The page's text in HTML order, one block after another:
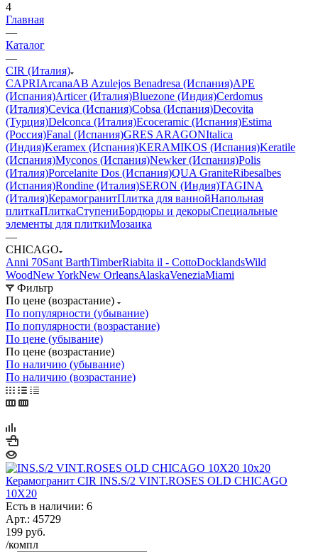
4
Главная
—
Каталог
—
CIR (Италия)
CAPRIArcanaAB Azulejos Benadresa (Испания)APE
(Испания)Articer (Италия)Bluezone (Индия)Cerdomus
(Италия)Cevica (Испания)Cobsa (Испания)Decovita
(Турция)Delconca (Италия)Ecoceramic (Испания)Estima
(Россия)Fanal (Испания)GRES ARAGONItalica
(Индия)Keramex (Испания)KERAMIKOS (Испания)Keratile
(Испания)Myconos (Испания)Newker (Испания)Polis
(Италия)Porcelanite Dos (Испания)QUA GraniteRibesalbes
(Испания)Rondine (Италия)SERON (Индия)TAGINA
(Италия)КерамогранитПлитка для ваннойНапольная
плиткаПлиткаСтупениБордюры и декорыСпециальные
элементы для плиткиМозаика
—
CHICAGO
Anni 70Sant BarthTimberRiabita il - CottoDocklandsWild
WoodNew YorkNew OrleansAlaskaVeneziaMiami
Фильтр
По цене (возрастание)
По популярности (убывание)
По популярности (возрастание)
По цене (убывание)
По цене (возрастание)
По наличию (убывание)
По наличию (возрастание)
Керамогранит CIR INS.S/2 VINT.ROSES OLD CHICAGO
10X20
Есть в наличии: 6
Арт.: 45729
199 руб.
/компл